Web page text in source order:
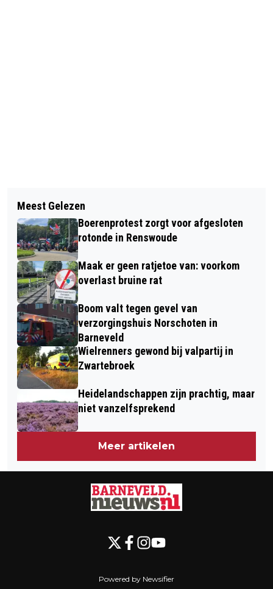
DUTCH BAROQUE BRENGT KERST MET
WEIHNACHTSORATORIUM
IN- EN UITCHECKEN MET EEN
CONTACTLOZE BETAALPAS OP ALLE
GROTE BUSSEN VAN RRREIS
Meest Gelezen
Boerenprotest zorgt voor afgesloten
rotonde in Renswoude
Maak er geen ratjetoe van: voorkom
overlast bruine rat
Boom valt tegen gevel van
verzorgingshuis Norschoten in
Barneveld
Wielrenners gewond bij valpartij in
Zwartebroek
Heidelandschappen zijn prachtig, maar
niet vanzelfsprekend
Meer artikelen
Powered by Newsifier